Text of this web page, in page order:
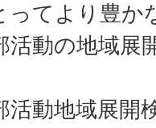
ってより豊か
活動の地域展
活動地域展開